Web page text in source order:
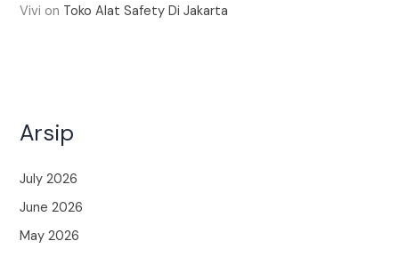
Vivi on Toko Alat Safety Di Jakarta
Arsip
July 2026
June 2026
May 2026